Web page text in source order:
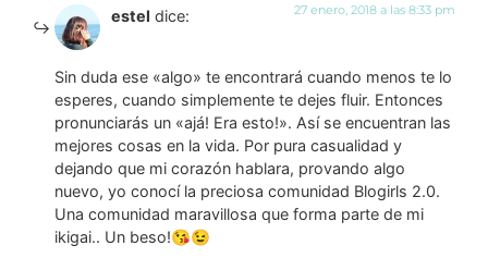
estel dice: 27 enero, 2018 a las 8:33 pm
Sin duda ese «algo» te encontrará cuando menos te lo
esperes, cuando simplemente te dejes fluir. Entonces
pronunciarás un «ajá! Era esto!». Así se encuentran las
mejores cosas en la vida. Por pura casualidad y
dejando que mi corazón hablara, provando algo
nuevo, yo conocí la preciosa comunidad Blogirls 2.0.
Una comunidad maravillosa que forma parte de mi
ikigai.. Un beso!😘😉